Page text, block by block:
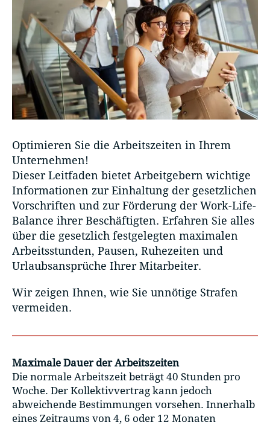
Optimieren Sie die Arbeitszeiten in Ihrem
Unternehmen!
Dieser Leitfaden bietet Arbeitgebern wichtige
Informationen zur Einhaltung der gesetzlichen
Vorschriften und zur Förderung der Work-Life-
Balance ihrer Beschäftigten. Erfahren Sie alles
über die gesetzlich festgelegten maximalen
Arbeitsstunden, Pausen, Ruhezeiten und
Urlaubsansprüche Ihrer Mitarbeiter.
Wir zeigen Ihnen, wie Sie unnötige Strafen
vermeiden.
Maximale Dauer der Arbeitszeiten
Die normale Arbeitszeit beträgt 40 Stunden pro
Woche. Der Kollektivvertrag kann jedoch
abweichende Bestimmungen vorsehen. Innerhalb
eines Zeitraums von 4, 6 oder 12 Monaten